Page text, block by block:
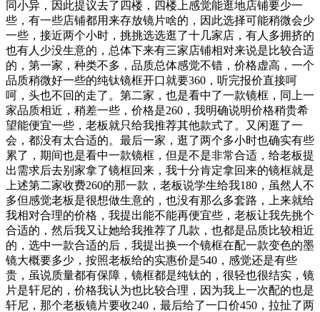
同小异，因此提议去了四楼，四楼上感觉能逛地店铺要少一
些，有一些店铺都用来存放镜片啥的，因此选择可能稍微会少
一些，接近两个小时，挑挑选选逛了十几家店，有人多拥挤的
也有人少没生意的，总体下来有三家店铺相对来说是比较合适
的，第一家，种类不多，品质总体感觉不错，价格虚高，一个
品质稍微好一些的纯钛镜框开口就要360，听完报价直接呵
呵，头也不回的走了。第二家，也是看中了一款镜框，同上一
家品质相近，稍差一些，价格是260，我明确说明价格稍贵希
望能便宜一些，老板就只给我推荐其他款式了。又闲逛了一
会，都没有太合适的。最后一家，逛了两个多小时也确实有些
累了，期间也是看中一款镜框，但是不是非常合适，给老板提
出需求后去别家拿了镜框回来，我十分肯定拿回来的镜框就是
上述第二家收费260的那一款，老板说学生给我180，虽然人不
多但感觉老板是很想做生意的，也没有那么多套路，上来就给
我相对合理的价格，我提出能不能再便宜些，老板让我先挑个
合适的，然后我又让她给我推荐了几款，也都是品质比较相近
的，选中一款合适的后，我提出换一个镜框在配一款变色的墨
镜大概要多少，按照老板给的实惠价是540，感觉还是有些
贵，虽说质量都有保障，镜框都是纯钛的，很轻也很结实，镜
片是轩尼的，价格我认为也比较合理，因为我上一次配的也是
轩尼，那个老板镜片要收240，最后给了一口价450，拉扯了两